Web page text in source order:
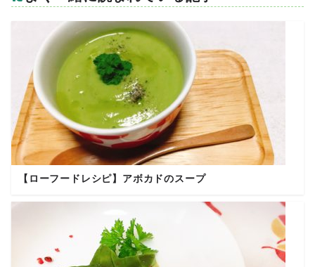
【ローフードレシピ】アボカドのスープ